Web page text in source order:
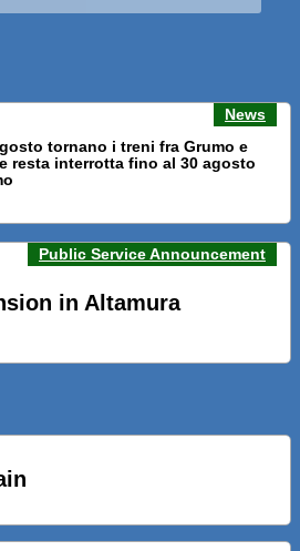
News
tornano i treni fra Grumo e
resta interrotta fino al 30 agosto
SERVIZI FALMAPS E LIVECHAT.
ALLA CITTA’ LE NOVE
Next
Public Service Announcement
in Altamura